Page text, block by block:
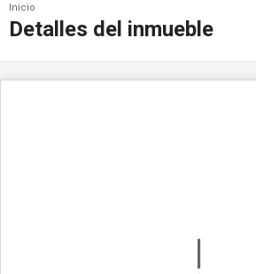
Inicio
Detalles del inmueble